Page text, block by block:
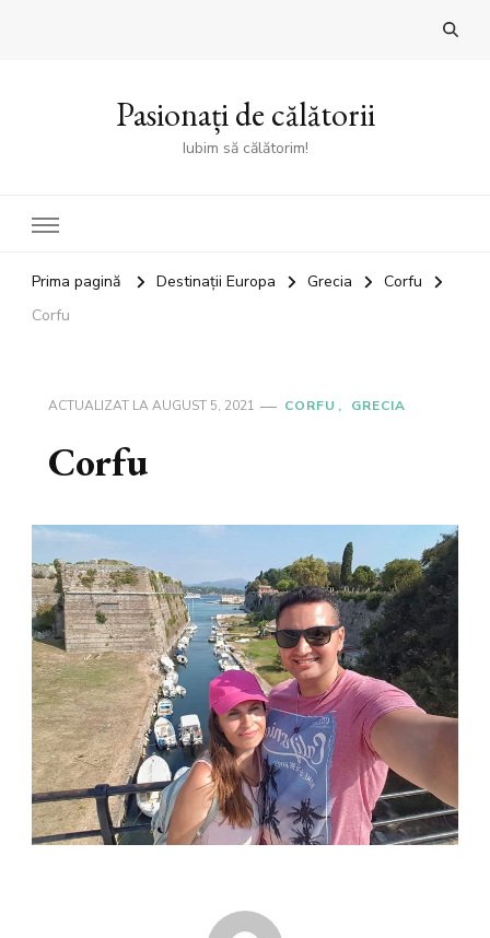
Pasionați de călătorii
Iubim să călătorim!
Prima pagină Destinații Europa Grecia
Corfu
Corfu
ACTUALIZAT LAAUGUST 5, 2021 CORFU GRECIA
Corfu